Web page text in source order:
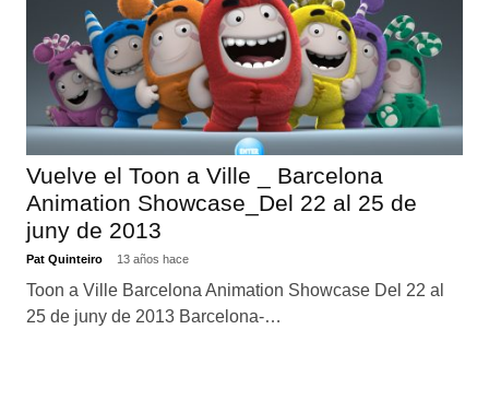
Vuelve el Toon a Ville _ Barcelona
Animation Showcase_Del 22 al 25 de
juny de 2013
Pat Quinteiro 13 años hace
Toon a Ville Barcelona Animation Showcase Del 22 al
25 de juny de 2013 Barcelona-…